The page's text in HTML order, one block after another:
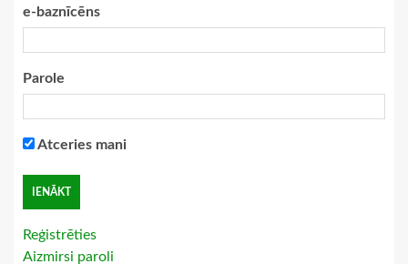
e-baznīcēns
Parole
Atceries mani
Reģistrēties
Aizmirsi paroli